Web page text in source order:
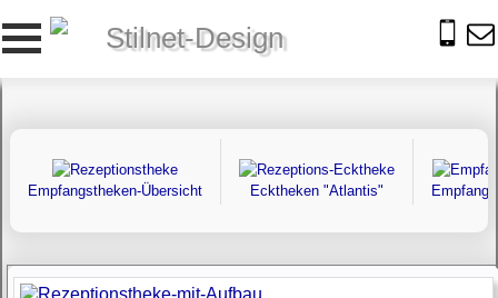
Stilnet-Design
Empfangstheken-Übersicht Ecktheken "Atlantis"